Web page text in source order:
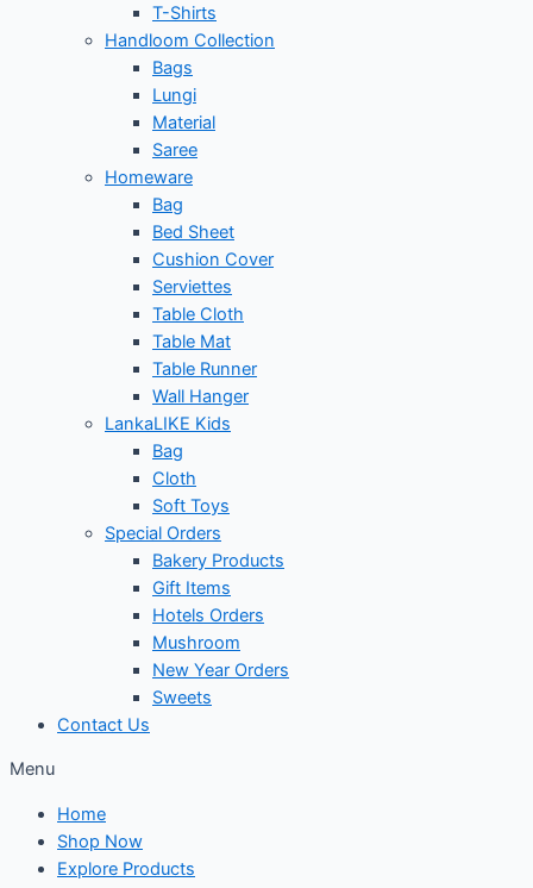
T-Shirts
Handloom Collection
Bags
Lungi
Material
Saree
Homeware
Bag
Bed Sheet
Cushion Cover
Serviettes
Table Cloth
Table Mat
Table Runner
Wall Hanger
LankaLIKE Kids
Bag
Cloth
Soft Toys
Special Orders
Bakery Products
Gift Items
Hotels Orders
Mushroom
New Year Orders
Sweets
Contact Us
Menu
Home
Shop Now
Explore Products